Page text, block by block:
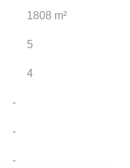
1808 m²
5
4
-
-
-